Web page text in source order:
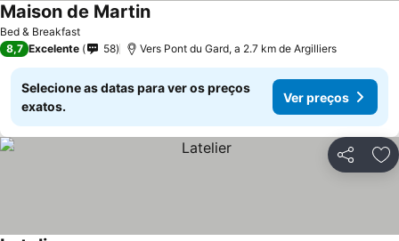
Bed & Breakfast
Maison de Martin
8,7 Excelente 58 Vers Pont du Gard, a 2.7 km de Argilliers
Selecione as datas para ver os preços
exatos.
Ver preços
Partilhar